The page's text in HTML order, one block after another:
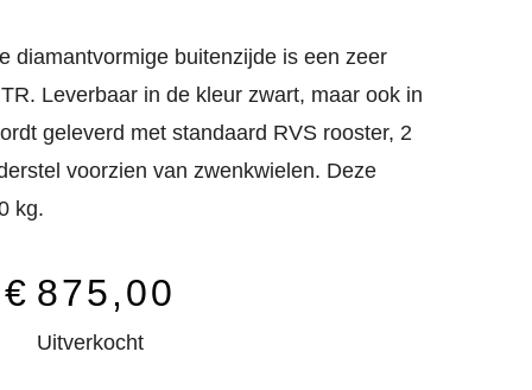
diamantvormige buitenzijde is een zeer
Leverbaar in de kleur zwart, maar ook in
geleverd met standaard RVS rooster, 2
voorzien van zwenkwielen. Deze
kg.
€ 875,00
Uitverkocht